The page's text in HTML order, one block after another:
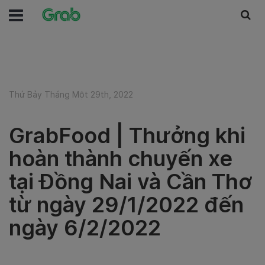
Thứ Bảy Tháng Một 29th, 2022
GrabFood | Thưởng khi
hoàn thành chuyến xe
tại Đồng Nai và Cần Thơ
từ ngày 29/1/2022 đến
ngày 6/2/2022